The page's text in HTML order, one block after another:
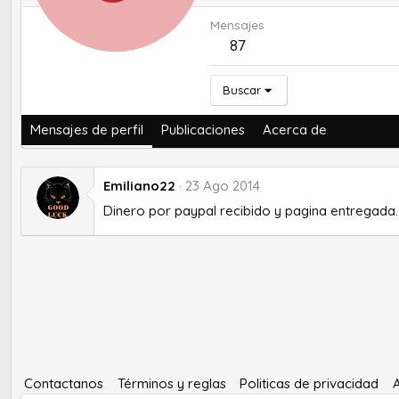
Mensajes
87
Buscar
Mensajes de perfil Publicaciones Acerca de
Emiliano22
23 Ago 2014
Dinero por paypal recibido y pagina entregada.
Contactanos Términos y reglas Politicas de privacidad